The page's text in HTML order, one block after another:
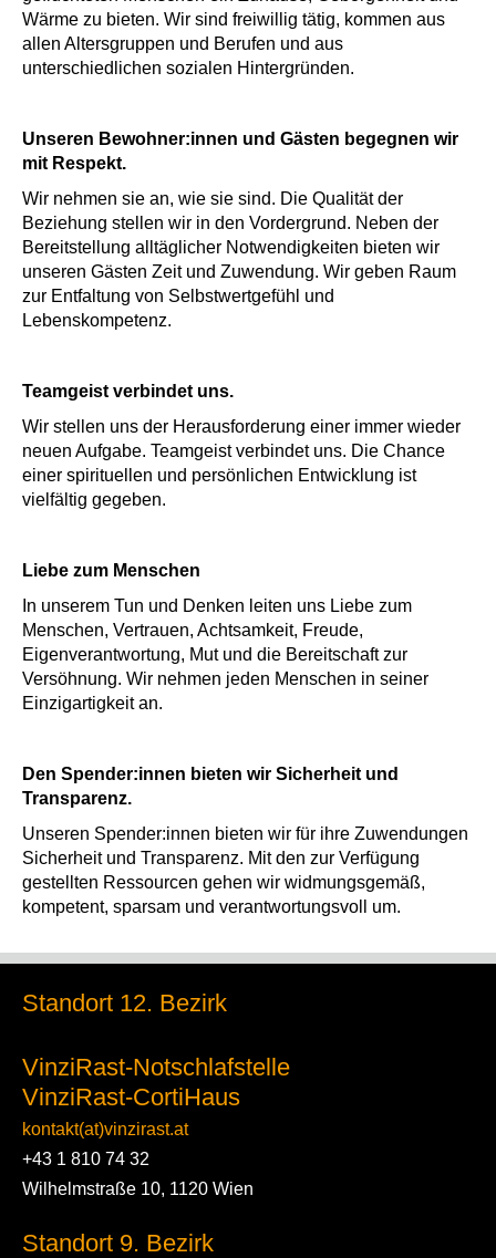
Wärme zu bieten. Wir sind freiwillig tätig, kommen aus
allen Altersgruppen und Berufen und aus
unterschiedlichen sozialen Hintergründen.
Unseren Bewohner:innen und Gästen begegnen wir
mit Respekt.
Wir nehmen sie an, wie sie sind. Die Qualität der
Beziehung stellen wir in den Vordergrund. Neben der
Bereitstellung alltäglicher Notwendigkeiten bieten wir
unseren Gästen Zeit und Zuwendung. Wir geben Raum
zur Entfaltung von Selbstwertgefühl und
Lebenskompetenz.
Teamgeist verbindet uns.
Wir stellen uns der Herausforderung einer immer wieder
neuen Aufgabe. Teamgeist verbindet uns. Die Chance
einer spirituellen und persönlichen Entwicklung ist
vielfältig gegeben.
Liebe zum Menschen
In unserem Tun und Denken leiten uns Liebe zum
Menschen, Vertrauen, Achtsamkeit, Freude,
Eigenverantwortung, Mut und die Bereitschaft zur
Versöhnung. Wir nehmen jeden Menschen in seiner
Einzigartigkeit an.
Den Spender:innen bieten wir Sicherheit und
Transparenz.
Unseren Spender:innen bieten wir für ihre Zuwendungen
Sicherheit und Transparenz. Mit den zur Verfügung
gestellten Ressourcen gehen wir widmungsgemäß,
kompetent, sparsam und verantwortungsvoll um.
Standort 12. Bezirk
VinziRast-Notschlafstelle
VinziRast-CortiHaus
kontakt(at)vinzirast.at
+43 1 810 74 32
Wilhelmstraße 10, 1120 Wien
Standort 9. Bezirk